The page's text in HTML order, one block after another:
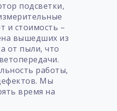
подсветки,
и стоимость –
вышедших из
от пыли, что
работы,
Мы
время на